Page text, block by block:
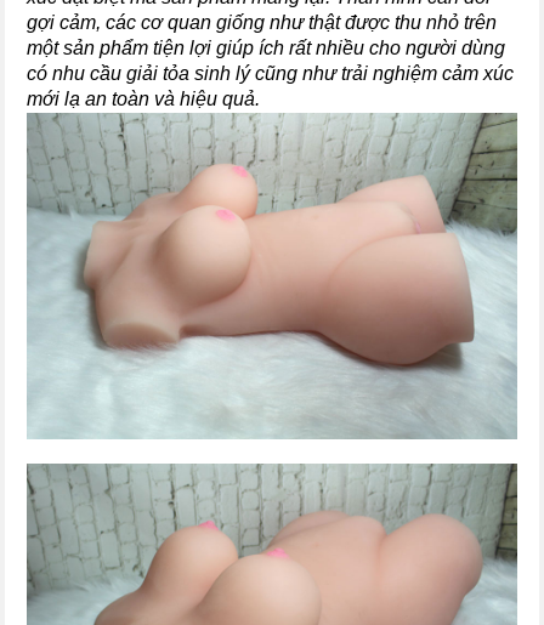
gợi cảm, các cơ quan giống như thật được thu nhỏ trên
một sản phẩm tiện lợi giúp ích rất nhiều cho người dùng
có nhu cầu giải tỏa sinh lý cũng như trải nghiệm cảm xúc
mới lạ an toàn và hiệu quả.